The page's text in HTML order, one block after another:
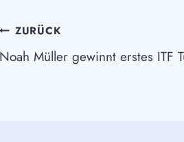
Beitragsnavigation
ZURÜCK
Noah Müller gewinnt erstes ITF